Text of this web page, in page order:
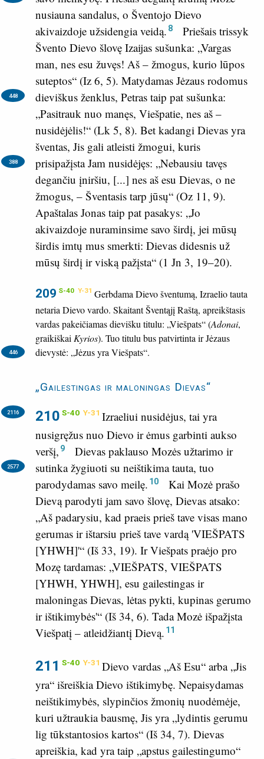
nusiauna sandalus, o Šventojo Dievo
akivaizdoje užsidengia veidą. 8
Priešais trissyk
Švento Dievo šlovę Izaijas sušunka: „Vargas
man, nes esu žuvęs! Aš – žmogus, kurio lūpos
suteptos“ (Iz 6, 5). Matydamas Jėzaus rodomus
dieviškus ženklus, Petras taip pat sušunka:
448
„Pasitrauk nuo manęs, Viešpatie, nes aš –
nusidėjėlis!“ (Lk 5, 8). Bet kadangi Dievas yra
šventas, Jis gali atleisti žmogui, kuris
prisipažįsta Jam nusidėjęs:
388
„Nebausiu tavęs
degančiu įniršiu, [...] nes aš esu Dievas, o ne
žmogus, – Šventasis tarp jūsų“ (Oz 11, 9).
Apaštalas Jonas taip pat pasakys: „Jo
akivaizdoje nuraminsime savo širdį, jei mūsų
širdis imtų mus smerkti: Dievas didesnis už
mūsų širdį ir viską pažįsta“ (1 Jn 3, 19–20).
209 S-40 Y-31 Gerbdama Dievo šventumą, Izraelio tauta
netaria Dievo vardo. Skaitant Šventąjį Raštą, apreikštasis
vardas pakeičiamas dievišku titulu: „Viešpats“ (Adonai,
graikiškai Kyrios). Tuo titulu bus patvirtinta ir Jėzaus
dievystė: „Jėzus yra Viešpats“.
446
„Gailestingas ir maloningas Dievas“
210 S-40 Y-31
2116
Izraeliui nusidėjus, tai yra
nusigręžus nuo Dievo ir ėmus garbinti aukso
veršį, 9
Dievas paklauso Mozės užtarimo ir
sutinka žygiuoti su neištikima tauta,
2577
tuo
parodydamas savo meilę. 10
Kai Mozė prašo
Dievą parodyti jam savo šlovę, Dievas atsako:
„Aš padarysiu, kad praeis prieš tave visas mano
gerumas ir ištarsiu prieš tave vardą 'VIEŠPATS
[YHWH]'“ (Iš 33, 19). Ir Viešpats praėjo pro
Mozę tardamas: „VIEŠPATS, VIEŠPATS
[YHWH, YHWH], esu gailestingas ir
maloningas Dievas, lėtas pykti, kupinas gerumo
ir ištikimybės'“ (Iš 34, 6). Tada Mozė išpažįsta
Viešpatį – atleidžiantį Dievą. 11
211 S-40 Y-31 Dievo vardas „Aš Esu“ arba „Jis
yra“ išreiškia Dievo ištikimybę. Nepaisydamas
neištikimybės, slypinčios žmonių nuodėmėje,
kuri užtraukia bausmę, Jis yra „lydintis gerumu
lig tūkstantosios kartos“ (Iš 34, 7). Dievas
apreiškia, kad yra taip „apstus gailestingumo“